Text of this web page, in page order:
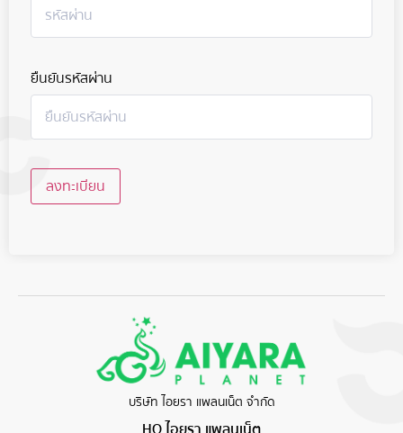
ยืนยันรหัสผ่าน
ลงทะเบียน
บริษัท ไอยรา แพลนเน็ต จำกัด